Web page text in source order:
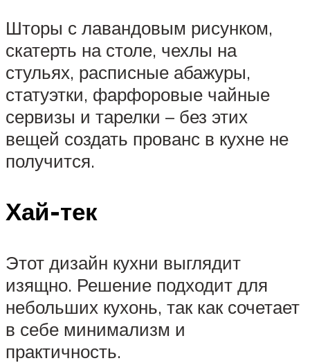
Шторы с лавандовым рисунком,
скатерть на столе, чехлы на
стульях, расписные абажуры,
статуэтки, фарфоровые чайные
сервизы и тарелки – без этих
вещей создать прованс в кухне не
получится.
Хай-тек
Этот дизайн кухни выглядит
изящно. Решение подходит для
небольших кухонь, так как сочетает
в себе минимализм и
практичность.